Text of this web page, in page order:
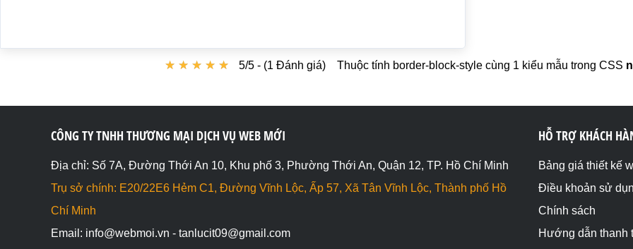
Thuộc tính border-block-style cùng 1 kiểu mẫu trong CSS
★ ★ ★ ★ ★
★ ★ ★ ★ ★ 5/5 - (1 Đánh giá)
CÔNG TY TNHH THƯƠNG MẠI DỊCH VỤ WEB MỚI
Địa chỉ: Số 7A, Đường Thới An 10, Khu phố 3, Phường Thới An, Quận 12, TP. Hồ Chí Minh
Trụ sở chính: E20/22E6 Hẻm C1, Đường Vĩnh Lộc, Ấp 57, Xã Tân Vĩnh Lộc, Thành phố Hồ
Chí Minh
Email: info@webmoi.vn - tanlucit09@gmail.com
HỖ TRỢ KHÁCH
Bảng giá thiết kế
Điều khoản sử
Chính sách
Hướng dẫn thanh